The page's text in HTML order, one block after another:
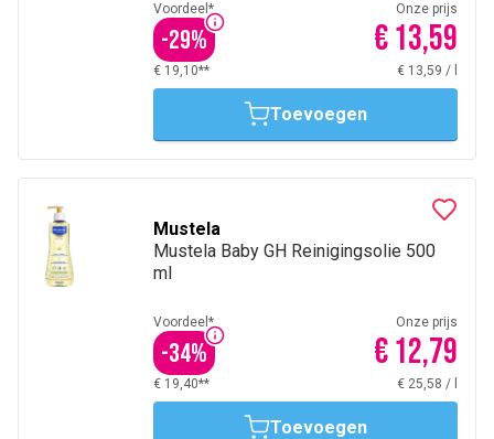
Voordeel*
-29%
Onze prijs
€ 13,59
€ 19,10** € 13,59 /
Toevoegen
Mustela
Mustela Baby GH Reinigingsolie 500
ml
Voordeel*
-34%
Onze prijs
€ 12,79
€ 19,40** € 25,58 /
Toevoegen